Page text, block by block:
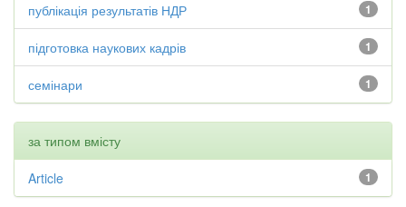
1
публікація результатів НДР
1
підготовка наукових кадрів
1
семінари
за типом вмісту
1
Article